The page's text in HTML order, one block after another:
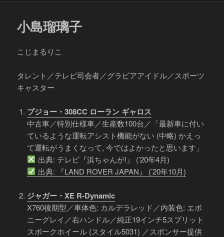
小島瑠璃子
こじまるりこ
タレント／テレビ司会者／グラビアアイドル／スポーツ
キャスター
プジョー・308CC ローラン ギャロス
中古車／特別仕様車／生産数100台／「最新車に付い
ているような運転アシスト機能がない (中略) かえっ
て運転がうまくなって, 今ではよかったと思います」
出典: テレビ『浜ちゃんが!』 (’20年4月)
出典: 『LAND ROVER JAPAN』 (’20年10月)
ジャガー・XE R-Dynamic
X760後期型／車体色: カルデラレッド／内装色: エボ
ニーグレイ／右ハンドル／純正19インチ5スプリット
スポークホイール (スタイル5031) ／スポンサー提供